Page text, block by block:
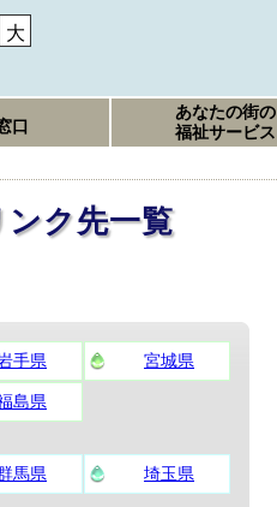
大
口
あなたの街の
福祉サービス
ク先一覧
手県 宮城県
島県
馬県 埼玉県